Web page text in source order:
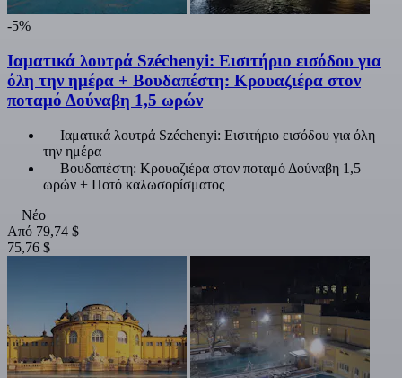
-5%
Ιαματικά λουτρά Széchenyi: Εισιτήριο εισόδου για
όλη την ημέρα + Βουδαπέστη: Κρουαζιέρα στον
ποταμό Δούναβη 1,5 ωρών
Ιαματικά λουτρά Széchenyi: Εισιτήριο εισόδου για όλη
την ημέρα
Βουδαπέστη: Κρουαζιέρα στον ποταμό Δούναβη 1,5
ωρών + Ποτό καλωσορίσματος
Νέο
Από 79,74 $
75,76 $